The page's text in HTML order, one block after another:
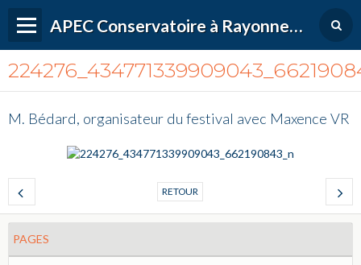
APEC Conservatoire à Rayonnement Régional de Versailles Grand Parc
M. Bédard, organisateur du festival avec Maxence VR
RETOUR
PAGES